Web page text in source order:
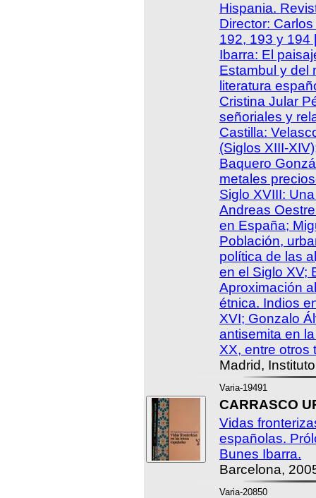
Hispania.
Director:
192, 193 y 194
Ibarra: El
Estambul y del
literatura
Cristina Jular
señoriales y
Castilla:
(Siglos XIII-
Baquero
metales
Siglo XVIII:
Andreas
en España;
Población,
política de las
en el Siglo XV;
Aproximación
étnica. Indios
XVI; Gonzalo
antisemita en
XX, entre otros
Madrid,
Varia-19491
CARRASCO
Vidas
españolas.
Bunes Ibarra.
Barcelona,
Varia-20850